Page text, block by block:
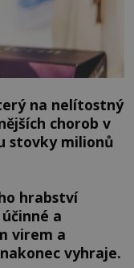
na nelítostný
chorob v
stovky milionů
hrabství
a
virem a
vyhraje.